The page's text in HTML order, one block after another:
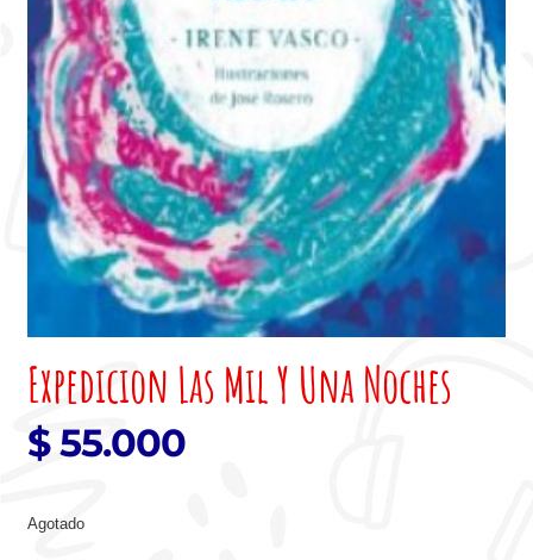
Expedicion Las Mil Y Una Noches
$55.000
Agotado